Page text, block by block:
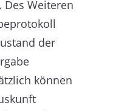
Weiteren
der
können